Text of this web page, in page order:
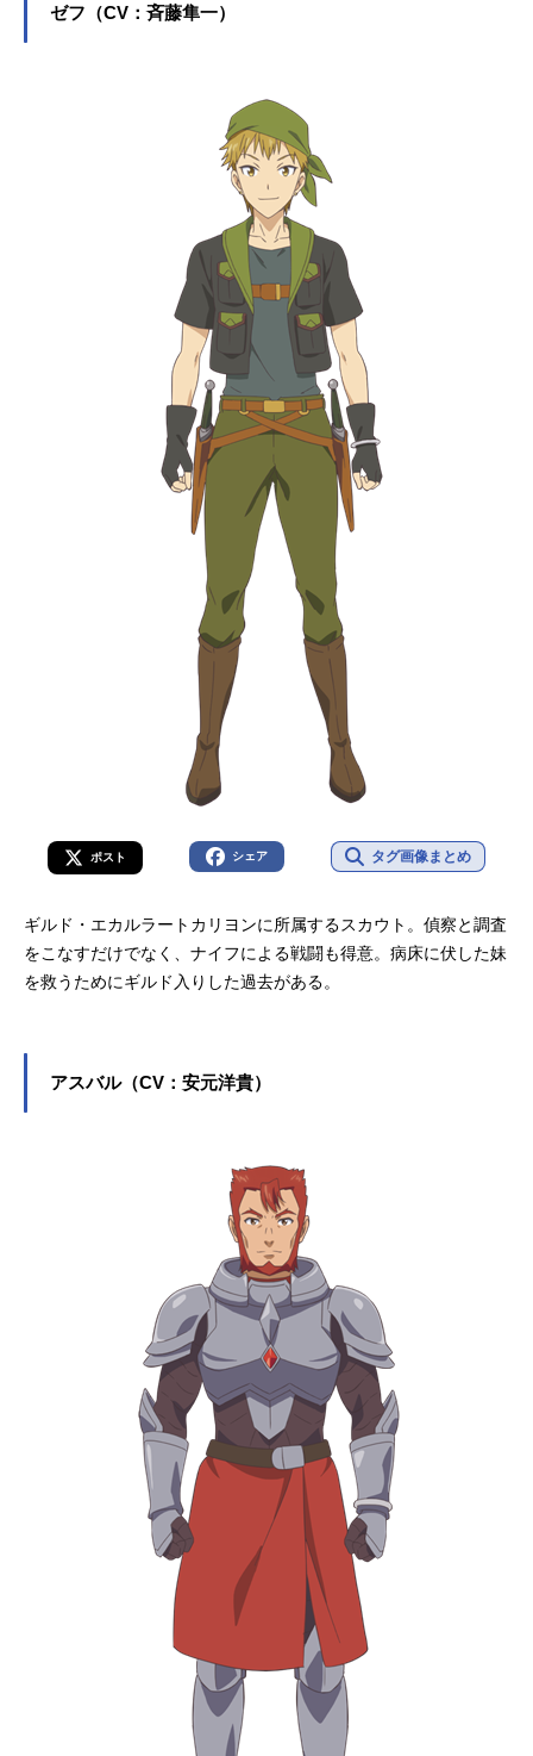
ゼフ（CV：斉藤隼一）
ポスト シェア タグ画像まとめ
ギルド・エカルラートカリヨンに所属するスカウト。偵察と調査
をこなすだけでなく、ナイフによる戦闘も得意。病床に伏した妹
を救うためにギルド入りした過去がある。
アスバル（CV：安元洋貴）